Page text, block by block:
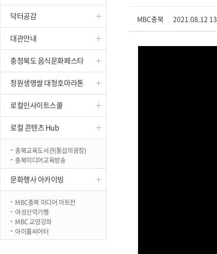
닥터공감
대관안내
충청북도 음식문화페스타
청원생명쌀 대청호마라톤
로컬인사이트스쿨
로컬 콘텐츠 Hub
충북교육도서관(통섭의광장)
충북미디어교육방송
문화행사 아카이빙
MBC충북 미디어 아트전
여성산악기행
MBC 교양강좌
아이홀씨어터
MBC충북 2021.08.12